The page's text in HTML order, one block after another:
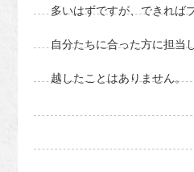
多いはずですが、できれば
自分たちに合った方に担当
越したことはありません。